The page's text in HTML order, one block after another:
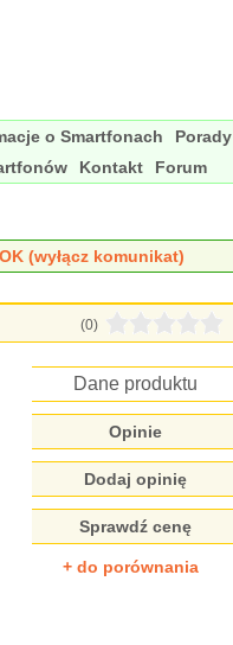
o Smartfonach Porady
Kontakt Forum
OK (wyłącz komunikat)
(0)
Dane produktu
Opinie
Dodaj opinię
Sprawdź cenę
+ do porównania